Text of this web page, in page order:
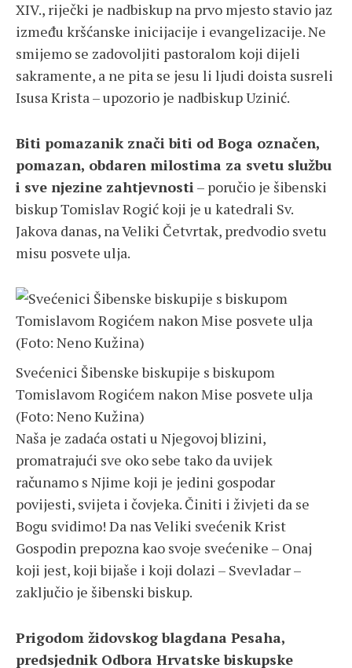
XIV., riječki je nadbiskup na prvo mjesto stavio jaz
između kršćanske inicijacije i evangelizacije. Ne
smijemo se zadovoljiti pastoralom koji dijeli
sakramente, a ne pita se jesu li ljudi doista susreli
Isusa Krista – upozorio je nadbiskup Uzinić.
Biti pomazanik znači biti od Boga označen,
pomazan, obdaren milostima za svetu službu
i sve njezine zahtjevnosti– poručio je šibenski
biskup Tomislav Rogić koji je u katedrali Sv.
Jakova danas, na Veliki Četvrtak, predvodio svetu
misu posvete ulja.
Svećenici Šibenske biskupije s biskupom
Tomislavom Rogićem nakon Mise posvete ulja
(Foto: Neno Kužina)
Naša je zadaća ostati u Njegovoj blizini,
promatrajući sve oko sebe tako da uvijek
računamo s Njime koji je jedini gospodar
povijesti, svijeta i čovjeka. Činiti i živjeti da se
Bogu svidimo! Da nas Veliki svećenik Krist
Gospodin prepozna kao svoje svećenike – Onaj
koji jest, koji bijaše i koji dolazi – Svevladar –
zaključio je šibenski biskup.
Prigodom židovskog blagdana Pesaha,
predsjednik Odbora Hrvatske biskupske